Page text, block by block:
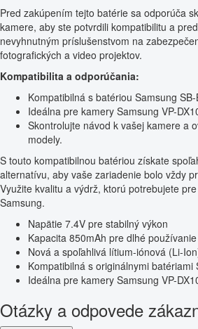
Pred zakúpením tejto batérie sa odporúča
kamere, aby ste potvrdili kompatibilitu a
nevyhnutným príslušenstvom na
fotografických a video projektov.
Kompatibilita a odporúčania:
Kompatibilná s batériou Samsung SB-
Ideálna pre kamery Samsung VP-
Skontrolujte návod k vašej kamere a
modely.
S touto kompatibilnou batériou získate
alternatívu, aby vaše zariadenie bolo vždy
Využite kvalitu a výdrž, ktorú potrebujete
Samsung.
Napätie 7.4V pre stabilný výkon
Kapacita 850mAh pre dlhé používanie
Nová a spoľahlivá lítium-iónová (Li-
Kompatibilná s originálnymi batériami
Ideálna pre kamery Samsung VP-
Otázky a odpovede